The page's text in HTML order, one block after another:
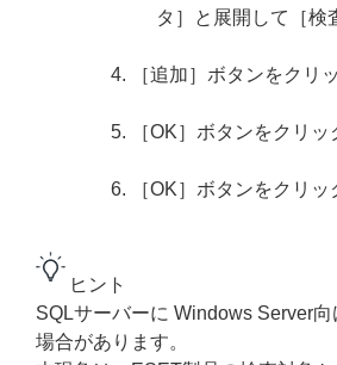
タ］と展開して［検
［追加］ボタンをク
［OK］ボタンをクリ
［OK］ボタンをクリ
ヒント
SQLサーバーに Windows Server
場合があります。